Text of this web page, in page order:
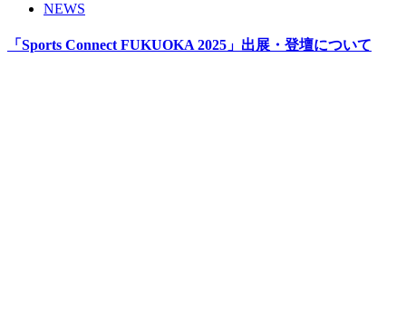
NEWS
「Sports Connect FUKUOKA 2025」出展・登壇について